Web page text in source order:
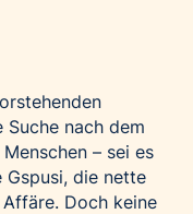
nach dem
– sei es
Gspusi, die nette
Doch keine